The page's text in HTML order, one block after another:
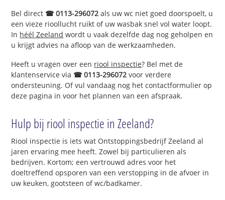
Bel direct ☎ 0113-296072 als uw wc niet goed doorspoelt, u
een vieze rioollucht ruikt of uw wasbak snel vol water loopt.
In héél Zeeland wordt u vaak dezelfde dag nog geholpen en
u krijgt advies na afloop van de werkzaamheden.
Heeft u vragen over een riool inspectie? Bel met de
klantenservice via ☎ 0113-296072 voor verdere
ondersteuning. Of vul vandaag nog het contactformulier op
deze pagina in voor het plannen van een afspraak.
Hulp bij riool inspectie in Zeeland?
Riool inspectie is iets wat Ontstoppingsbedrijf Zeeland al
jaren ervaring mee heeft. Zowel bij particulieren als
bedrijven. Kortom; een vertrouwd adres voor het
doeltreffend opsporen van een verstopping in de afvoer in
uw keuken, gootsteen of wc/badkamer.